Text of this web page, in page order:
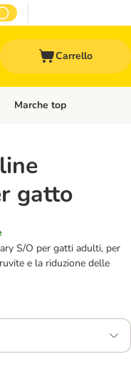
Carrello
Apri Menù Categoria: Cavalli
Marche top
gatto
S/O per gatti adulti, per
e la riduzione delle